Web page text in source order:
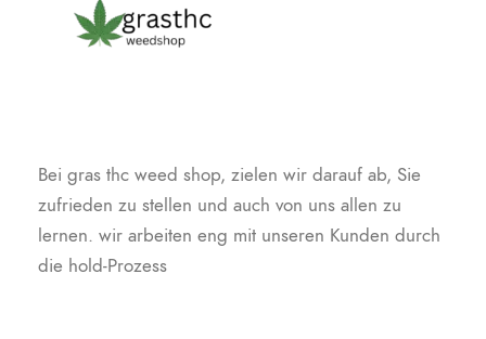
Bei gras thc weed shop, zielen wir darauf ab, Sie
zufrieden zu stellen und auch von uns allen zu
lernen. wir arbeiten eng mit unseren Kunden durch
die hold-Prozess